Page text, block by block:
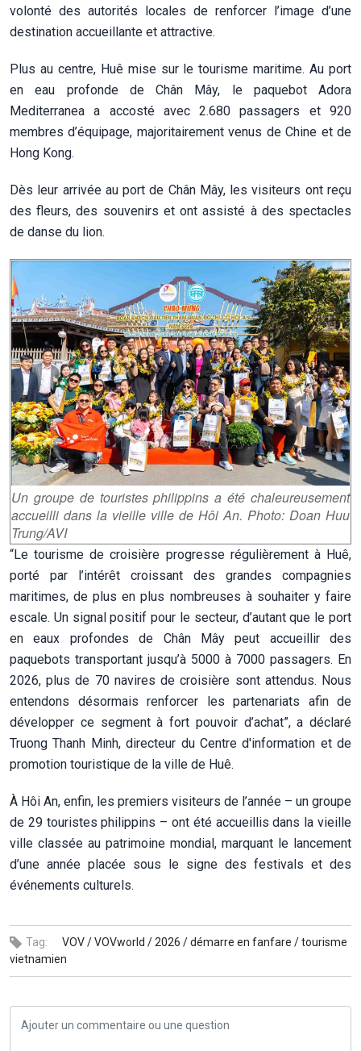
volonté des autorités locales de renforcer l’image d’une
destination accueillante et attractive.
Plus au centre, Huê mise sur le tourisme maritime. Au port
en eau profonde de Chân Mây, le paquebot Adora
Mediterranea a accosté avec 2.680 passagers et 920
membres d’équipage, majoritairement venus de Chine et de
Hong Kong.
Dès leur arrivée au port de Chân Mây, les visiteurs ont reçu
des fleurs, des souvenirs et ont assisté à des spectacles
de danse du lion.
Un groupe de touristes philippins a été chaleureusement
accueilli dans la vieille ville de Hôi An. Photo: Doan Huu
Trung/AVI
“Le tourisme de croisière progresse régulièrement à Huê,
porté par l’intérêt croissant des grandes compagnies
maritimes, de plus en plus nombreuses à souhaiter y faire
escale. Un signal positif pour le secteur, d’autant que le port
en eaux profondes de Chân Mây peut accueillir des
paquebots transportant jusqu’à 5000 à 7000 passagers. En
2026, plus de 70 navires de croisière sont attendus. Nous
entendons désormais renforcer les partenariats afin de
développer ce segment à fort pouvoir d’achat”, a déclaré
Truong Thanh Minh, directeur du Centre d'information et de
promotion touristique de la ville de Huê.
À Hôi An, enfin, les premiers visiteurs de l’année – un groupe
de 29 touristes philippins – ont été accueillis dans la vieille
ville classée au patrimoine mondial, marquant le lancement
d’une année placée sous le signe des festivals et des
événements culturels.
Tag: VOV /VOVworld /2026 /démarre en fanfare /tourisme
vietnamien